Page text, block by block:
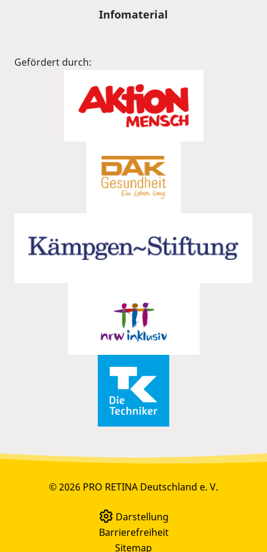
Infomaterial
Gefördert durch:
© 2026 PRO RETINA Deutschland e. V.
Darstellung
Barrierefreiheit
Sitemap